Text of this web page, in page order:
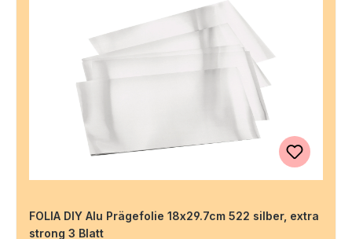
FOLIA DIY Alu Prägefolie 18x29.7cm 522 silber, extra
strong 3 Blatt